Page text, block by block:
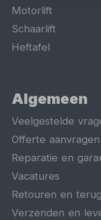
Motorlift
Schaarlift
Heftafel
Algemeen
Veelgestelde
Offerte aanvragen
Reparatie en
Vacatures
Retouren en
Verzenden en